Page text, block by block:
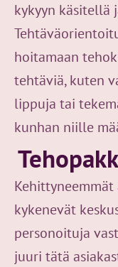
kykyyn käsitellä
hoitamaan
tehtäviä, kuten
lippuja tai
kunhan niille
Kehittyneemmät
kykenevät
personoituja
juuri tätä